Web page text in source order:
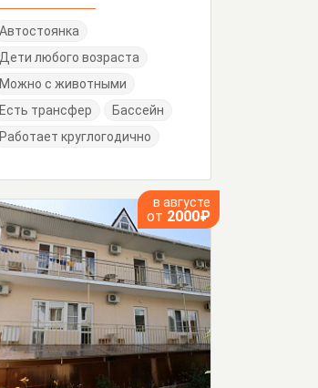
Автостоянка
Дети любого возраста
Можно с животными
Есть трансфер
Бассейн
Работает круглогодично
в августе
от 2000₽